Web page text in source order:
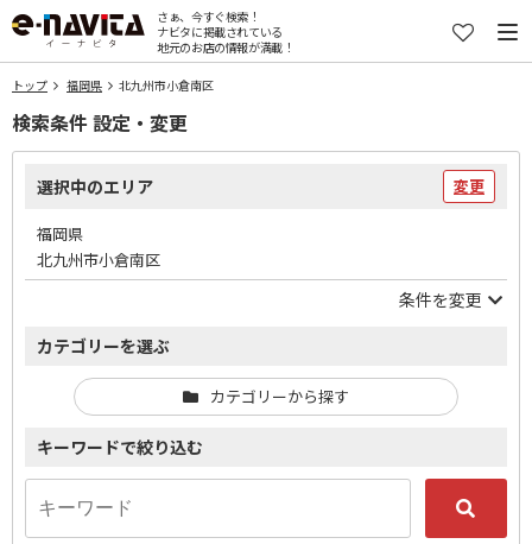
さぁ、今すぐ検索！
ナビタに掲載されている
地元のお店の情報が満載！
トップ 福岡県 北九州市小倉南区
検索条件 設定・変更
選択中のエリア 変更
福岡県
北九州市小倉南区
条件を変更
カテゴリーを選ぶ
カテゴリーから探す
キーワードで絞り込む